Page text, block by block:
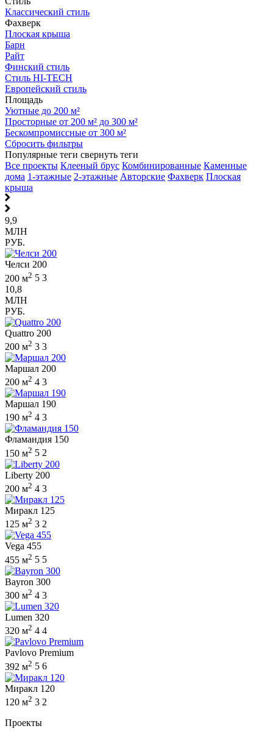
Классический стиль
Фахверк
Плоская крыша
Барн
Райт
Финский стиль
Стиль HI-TECH
Европейский стиль
Площадь
Уютные до 200 м²
Просторные от 200 м² до 300 м²
Бескомпромиссные от 300 м²
Сбросить фильтры
Популярные теги свернуть теги
Все проекты Клееный брус Комбинированные Каменные
дома 1-этажные 2-этажные Авторские Фахверк Плоская
крыша
9,9
МЛН
РУБ.
Челси 200
200 м2 5 3
10,8
МЛН
РУБ.
Quattro 200
200 м2 3 3
Маршал 200
200 м2 4 3
Маршал 190
190 м2 4 3
Фламандия 150
150 м2 5 2
Liberty 200
200 м2 4 3
Миракл 125
125 м2 3 2
Vega 455
455 м2 5 5
Bayron 300
300 м2 4 3
Lumen 320
320 м2 4 4
Pavlovo Premium
392 м2 5 6
Миракл 120
120 м2 3 2
Проекты